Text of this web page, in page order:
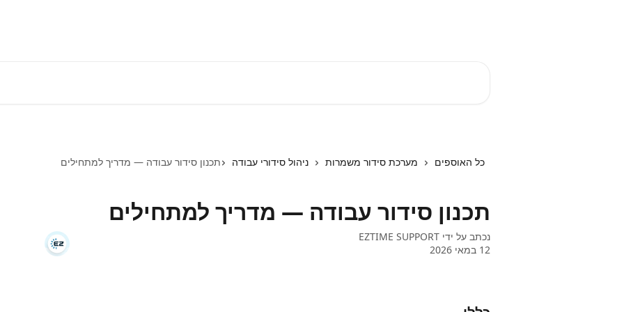
כל האוספים מערכת סידור משמרות ניהול סידורי עבודה תכנון סידור עבודה — מדריך למתחילים
תכנון סידור עבודה — מדריך למתחילים
נכתב על ידי EZTIME SUPPORT
12 במאי 2026